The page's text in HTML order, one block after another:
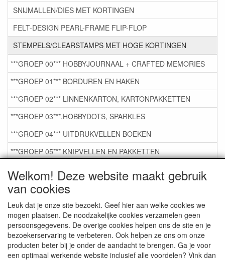
Welkom! Deze website maakt gebruik
van cookies
Leuk dat je onze site bezoekt. Geef hier aan welke cookies we
mogen plaatsen. De noodzakelijke cookies verzamelen geen
persoonsgegevens. De overige cookies helpen ons de site en je
bezoekerservaring te verbeteren. Ook helpen ze ons om onze
producten beter bij je onder de aandacht te brengen. Ga je voor
een optimaal werkende website inclusief alle voordelen? Vink dan
SNIJMALLEN/DIES MET KORTINGEN
FELT-DESIGN PEARL-FRAME FLIP-FLOP
STEMPELS/CLEARSTAMPS MET HOGE KORTINGEN
***GROEP 00*** HOBBYJOURNAAL + CRAFTED MEMORIES
***GROEP 01*** BORDUREN EN HAKEN
***GROEP 02*** LINNENKARTON, KARTONPAKKETTEN
***GROEP 03***,HOBBYDOTS, SPARKLES
***GROEP 04*** UITDRUKVELLEN BOEKEN
***GROEP 05*** KNIPVELLEN EN PAKKETTEN
***GROEP 06*** TAPE/LIJM SNIJMALLEN STEMPELS
***GROEP 07*** KAARTEN +SCRAP TOEBEHOREN
***GROEP 08*** TEKENEN EN KLEUREN, GELPEN,MARKER
***GROEP 09*** KRALEN EN TOEBEHOREN
***GROEP 10*** WENSKAARTEN MET ENV. €0,75